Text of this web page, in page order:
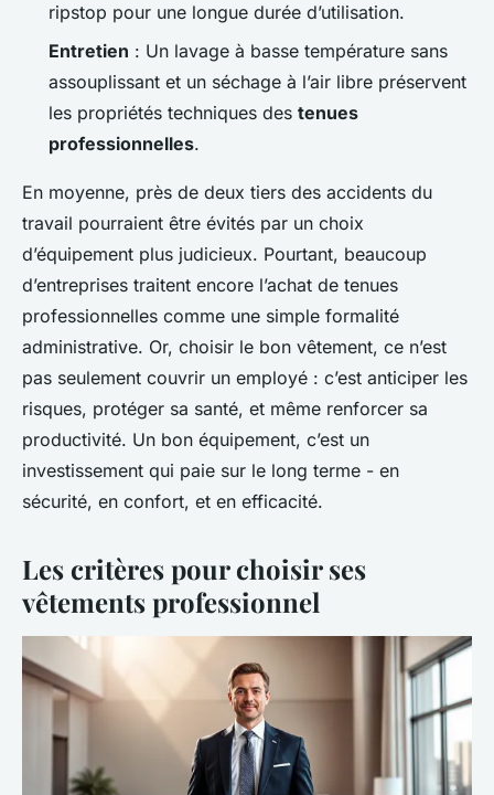
ripstop pour une longue durée d’utilisation.
Entretien : Un lavage à basse température sans
assouplissant et un séchage à l’air libre préservent
les propriétés techniques des tenues
professionnelles.
En moyenne, près de deux tiers des accidents du
travail pourraient être évités par un choix
d’équipement plus judicieux. Pourtant, beaucoup
d’entreprises traitent encore l’achat de tenues
professionnelles comme une simple formalité
administrative. Or, choisir le bon vêtement, ce n’est
pas seulement couvrir un employé : c’est anticiper les
risques, protéger sa santé, et même renforcer sa
productivité. Un bon équipement, c’est un
investissement qui paie sur le long terme - en
sécurité, en confort, et en efficacité.
Les critères pour choisir ses
vêtements professionnel